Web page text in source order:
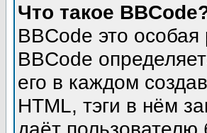
Что такое
BBCode это
BBCode
его в каждом
HTML, тэги в нём